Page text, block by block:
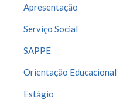
Apresentação
Serviço Social
SAPPE
Orientação Educacional
Estágio